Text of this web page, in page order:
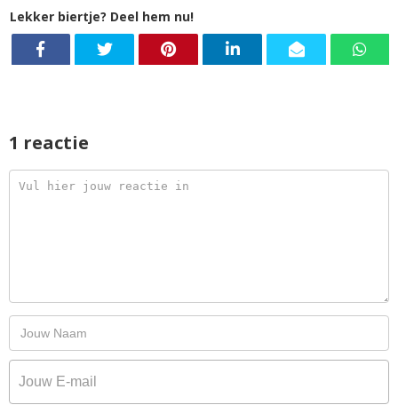
Lekker biertje? Deel hem nu!
1 reactie